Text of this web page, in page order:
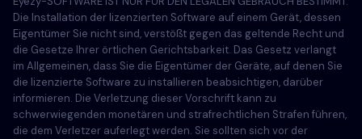
Türkçe
Polski
Die Installation der lizenzierten Software auf einem Gerät, dessen
Eigentümer Sie nicht sind, verstößt gegen das geltende Recht und
die Gesetze Ihrer örtlichen Gerichtsbarkeit. Das Gesetz verlangt
im Allgemeinen, dass Sie die Eigentümer der Geräte, auf denen Sie
die lizenzierte Software zu installieren beabsichtigen, darüber
informieren. Die Verletzung dieser Vorschrift kann zu
schwerwiegenden monetären und strafrechtlichen Strafen führen,
die dem Verletzer auferlegt werden. Sie sollten sich vor der